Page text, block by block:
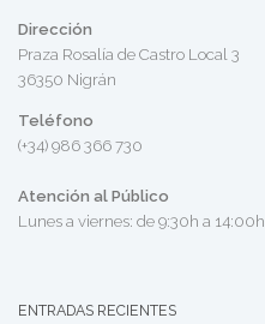
Dirección
Praza Rosalía de Castro Local 3
36350 Nigrán
Teléfono
(+34) 986 366 730
Atención al Público
Lunes a viernes: de 9:30h a 14:00h.
ENTRADAS RECIENTES